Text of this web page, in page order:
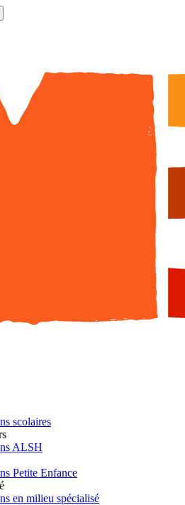
scolaires
ALSH
Petite Enfance
en milieu spécialisé